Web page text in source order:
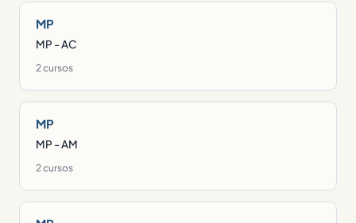
MP
MP - AC
2 cursos
MP
MP - AM
2 cursos